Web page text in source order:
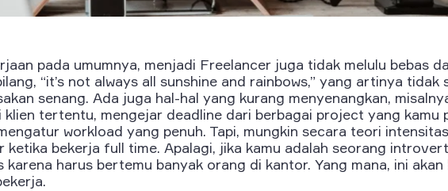
pada umumnya, menjadi Freelancer juga tidak melulu bebas
“it’s not always all sunshine and rainbows,” yang artinya tidak
senang. Ada juga hal-hal yang kurang menyenangkan,
klien tertentu, mengejar deadline dari berbagai project yang kamu
workload yang penuh. Tapi, mungkin secara teori
ketika bekerja full time. Apalagi, jika kamu adalah seorang
harus bertemu banyak orang di kantor. Yang mana, ini akan